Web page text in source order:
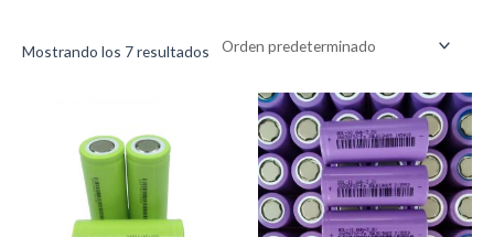
Mostrando los 7 resultados